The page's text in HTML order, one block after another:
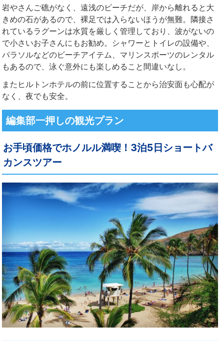
岩やさんご礁がなく、遠浅のビーチだが、岸から離れると大
きめの石があるので、裸足では入らないほうが無難。隣接さ
れているラグーンは水質を厳しく管理しており、波がないの
で小さいお子さんにもお勧め。シャワーとトイレの設備や、
パラソルなどのビーチアイテム、マリンスポーツのレンタル
もあるので、泳ぐ意外にも楽しめること間違いなし。
またヒルトンホテルの前に位置することから治安面も心配が
なく、夜でも安全。
編集部一押しの観光プラン
お手頃価格でホノルル満喫！3泊5日ショートバ
カンスツアー